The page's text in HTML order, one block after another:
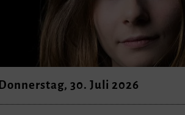
Donnerstag, 30. Juli 2026